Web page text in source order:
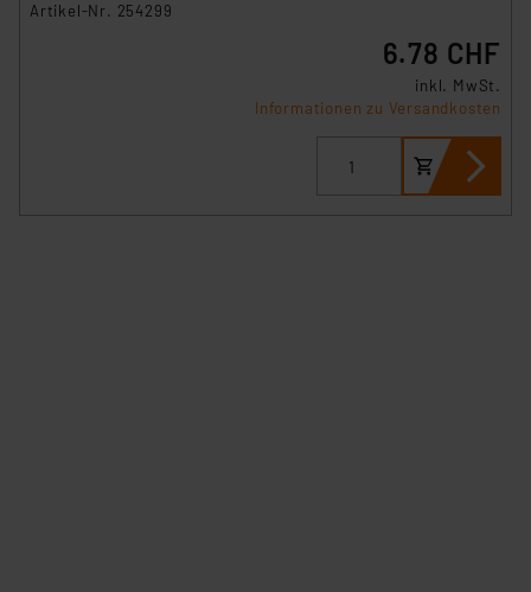
Artikel-Nr. 254299
6.78 CHF
inkl. MwSt.
Informationen zu Versandkosten